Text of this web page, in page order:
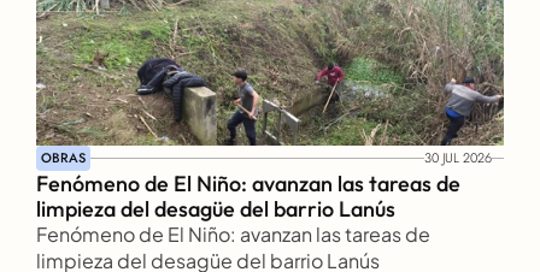
OBRAS 30 JUL 2026
Fenómeno de El Niño: avanzan las tareas de
limpieza del desagüe del barrio Lanús
Fenómeno de El Niño: avanzan las tareas de
limpieza del desagüe del barrio Lanús